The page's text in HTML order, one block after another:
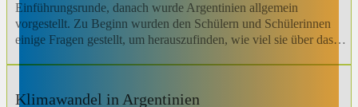
Einführungsrunde, danach wurde Argentinien allgemein
vorgestellt. Zu Beginn wurden den Schülern und Schülerinnen
einige Fragen gestellt, um herauszufinden, wie viel sie über das…
Klimawandel in Argentinien